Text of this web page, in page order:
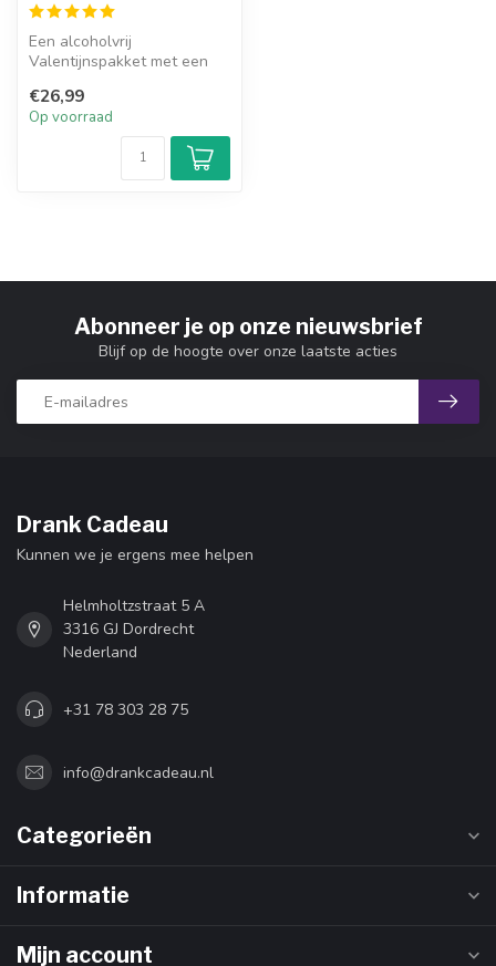
Een alcoholvrij
Valentijnspakket met een
Nozeco, lux...
€26,99
Op voorraad
Abonneer je op onze nieuwsbrief
Blijf op de hoogte over onze laatste acties
Drank Cadeau
Kunnen we je ergens mee helpen
Helmholtzstraat 5 A
3316 GJ Dordrecht
Nederland
+31 78 303 28 75
info@drankcadeau.nl
Categorieën
Informatie
Mijn account